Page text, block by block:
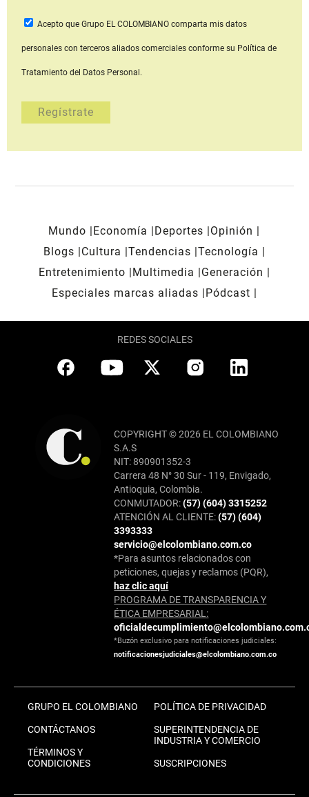
Acepto que Grupo EL COLOMBIANOcomparta mis datos
personales con terceros aliados comerciales conforme su Política de
Tratamiento del Datos Personal.
Mundo Economía Deportes
Opinión
Blogs
Cultura Tendencias Tecnología
Entretenimiento
Multimedia
Generación
Especiales marcas aliadas
Pódcast
REDES SOCIALES
COPYRIGHT © 2026 EL COLOMBIANO
S.A.S
NIT: 890901352-3
Carrera 48 N° 30 Sur - 119, Envigado,
Antioquia, Colombia.
CONMUTADOR:(57) (604) 3315252
ATENCIÓN AL CLIENTE:(57) (604)
3393333
servicio@elcolombiano.com.co
*Para asuntos relacionados con
peticiones, quejas y reclamos (PQR),
haz clic aquí
PROGRAMA DE TRANSPARENCIA Y
ÉTICA EMPRESARIAL:
*Buzón exclusivo para notificaciones judiciales:
notificacionesjudiciales@elcolombiano.com.co
GRUPO EL COLOMBIANO
CONTÁCTANOS
TÉRMINOS Y
CONDICIONES
POLÍTICA DE PRIVACIDAD
SUPERINTENDENCIA DE
INDUSTRIA Y COMERCIO
SUSCRIPCIONES